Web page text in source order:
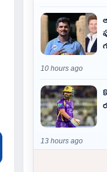
10 hours ago
13 hours ago